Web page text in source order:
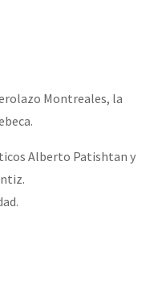
la libertad de Jesús
Montreales, la
Alberto Patishtan y